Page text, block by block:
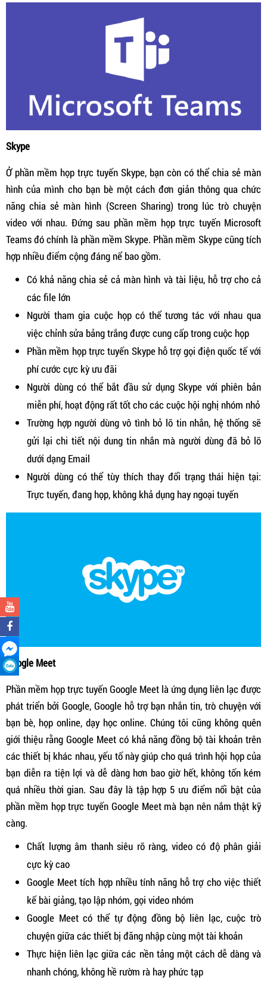
Skype
Ở phần mềm họp trực tuyến Skype, bạn còn có thể chia sẻ màn
hình của mình cho bạn bè một cách đơn giản thông qua chức
năng chia sẻ màn hình (Screen Sharing) trong lúc trò chuyện
video với nhau. Đứng sau phần mềm họp trực tuyến Microsoft
Teams đó chính là phần mềm Skype. Phần mềm Skype cũng tích
hợp nhiều điểm cộng đáng nể bao gồm.
Có khả năng chia sẻ cả màn hình và tài liệu, hỗ trợ cho cả
các file lớn
Người tham gia cuộc họp có thể tương tác với nhau qua
việc chỉnh sửa bảng trắng được cung cấp trong cuộc họp
Phần mềm họp trực tuyến Skype hỗ trợ gọi điện quốc tế với
phí cước cực kỳ ưu đãi
Người dùng có thể bắt đầu sử dụng Skype với phiên bản
miễn phí, hoạt động rất tốt cho các cuộc hội nghị nhóm nhỏ
Trường hợp người dùng vô tình bỏ lỡ tin nhắn, hệ thống sẽ
gửi lại chi tiết nội dung tin nhắn mà người dùng đã bỏ lỡ
dưới dạng Email
Người dùng có thể tùy thích thay đổi trạng thái hiện tại:
Trực tuyến, đang họp, không khả dụng hay ngoại tuyến
Google Meet
Phần mềm họp trực tuyến Google Meet là ứng dụng liên lạc được
phát triển bởi Google, Google hỗ trợ bạn nhắn tin, trò chuyện với
bạn bè, họp online, dạy học online. Chúng tôi cũng không quên
giới thiệu rằng Google Meet có khả năng đồng bộ tài khoản trên
các thiết bị khác nhau, yếu tố này giúp cho quá trình hội họp của
bạn diễn ra tiện lợi và dễ dàng hơn bao giờ hết, không tốn kém
quá nhiều thời gian. Sau đây là tập hợp 5 ưu điểm nổi bật của
phần mềm họp trực tuyến Google Meet mà bạn nên nắm thật kỹ
càng.
Chất lượng âm thanh siêu rõ ràng, video có độ phân giải
cực kỳ cao
Google Meet tích hợp nhiều tính năng hỗ trợ cho việc thiết
kế bài giảng, tạo lập nhóm, gọi video nhóm
Google Meet có thể tự động đồng bộ liên lạc, cuộc trò
chuyện giữa các thiết bị đăng nhập cùng một tài khoản
Thực hiện liên lạc giữa các nền tảng một cách dễ dàng và
nhanh chóng, không hề rườm rà hay phức tạp